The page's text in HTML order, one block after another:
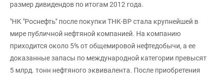
размер дивидендов по итогам 2012 года.
"НК "Роснефть" после покупки ТНК-BP стала крупнейшей в
мире публичной нефтяной компанией. На компанию
приходится около 5% от общемировой нефтедобычи, а ее
доказанные запасы по международной категории превысят
5 млрд. тонн нефтяного эквивалента. После приобретения